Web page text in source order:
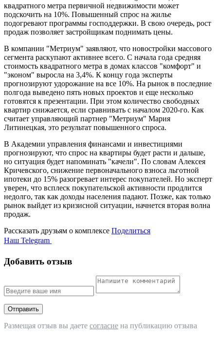
квадратного метра первичной недвижимости может
подскочить на 10%. Повышенный спрос на жилье
подогревают программы господдержки. В свою очередь, рост
продаж позволяет застройщикам поднимать цены.
В компании "Метриум" заявляют, что новостройки массового
сегмента раскупают активнее всего. С начала года средняя
стоимость квадратного метра в домах классов "комфорт" и
"эконом" выросла на 3,4%. К концу года эксперты
прогнозируют удорожание на все 10%. На рынок в последние
полгода выведено пять новых проектов и еще несколько
готовятся к презентации. При этом количество свободных
квартир снижается, если сравнивать с началом 2020-го. Как
считает управляющий партнер "Метриум" Мария
Литинецкая, это результат повышенного спроса.
В Академии управления финансами и инвестициями
прогнозируют, что спрос на квартиры будет расти и дальше,
но ситуация будет напоминать "качели". По словам Алексея
Кричевского, снижение первоначального взноса льготной
ипотеки до 15% разогревает интерес покупателей. Но эксперт
уверен, что всплеск покупательской активности продлится
недолго, так как доходы населения падают. Позже, как только
рынок выйдет из кризисной ситуации, начнется вторая волна
продаж.
Рассказать друзьям о комплексе Поделиться
Наш Telegram
Добавить отзыв
Отправить
Размещая отзыв вы даете согласие на публикацию отзыва